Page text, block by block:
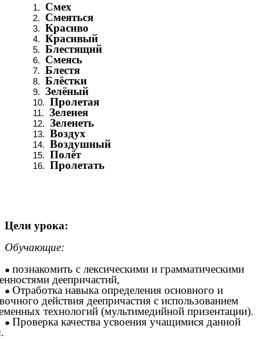
Смех
Смеяться
Красиво
Красивый
Блестящий
Смеясь
Блестя
Блёстки
Зелёный
Пролетая
Зеленея
Зеленеть
Воздух
Воздушный
Полёт
Пролетать
Цели урока:
Обучающие:
познакомить с лексическими и грамматическими
деепричастий,
Отработка навыка определения основного и
действия деепричастия с использованием
технологий (мультимедийной призентации).
Проверка качества усвоения учащимися данной